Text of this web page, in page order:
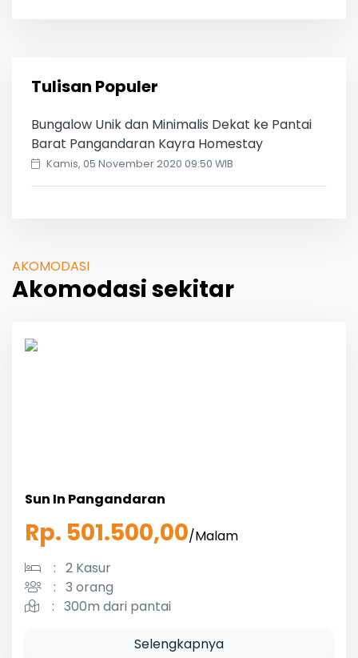
Tulisan Populer
Bungalow Unik dan Minimalis Dekat ke Pantai
Barat Pangandaran Kayra Homestay
Kamis, 05 November 2020 09:50 WIB
AKOMODASI
Akomodasi sekitar
Sun In Pangandaran
Rp. 501.500,00/Malam
: 2 Kasur
: 3 orang
: 300m dari pantai
Selengkapnya